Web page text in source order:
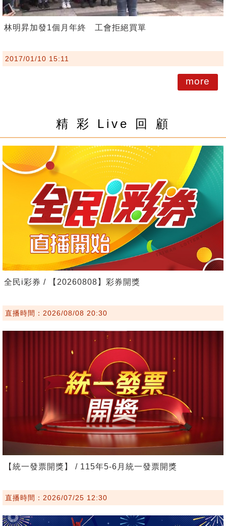
林明昇加發1個月年終 工會拒絕買單
2017/01/10 15:11
more
精 彩 Live 回 顧
全民i彩券 / 【20260808】彩券開獎
直播時間：2026/08/08 20:30
【統一發票開獎】 / 115年5-6月統一發票開獎
直播時間：2026/07/25 12:30